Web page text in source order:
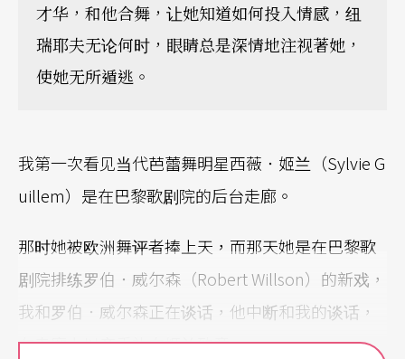
才华，和他合舞，让她知道如何投入情感，纽
瑞耶夫无论何时，眼睛总是深情地注视著她，
使她无所遁逃。
我第一次看见当代芭蕾舞明星西薇．姬兰（Sylvie G
uillem）是在巴黎歌剧院的后台走廊。
那时她被欧洲舞评者捧上天，而那天她是在巴黎歌
剧院排练罗伯．威尔森（Robert Willson）的新戏，
我和罗伯．威尔森正在谈话，他中断和我的谈话，
在走廊上以亲手礼向姬兰致意。